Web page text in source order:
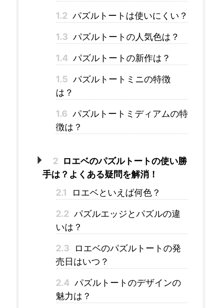
1.2 パズルトートは使いにくい？
1.3 パズルトートの人気色は？
1.4 パズルトートの新作は？
1.5 パズルトートミニの特徴
は？
1.6 パズルトートミディアムの特
徴は？
2
ロエベのパズルトートの使い勝
手は？よくある疑問を解消！
2.1
ロエベといえば何色？
2.2 パズルエッジとパズルの違
いは？
2.3
ロエベのパズルトートの発
売日はいつ？
2.4 パズルトートのデザインの
魅力は？